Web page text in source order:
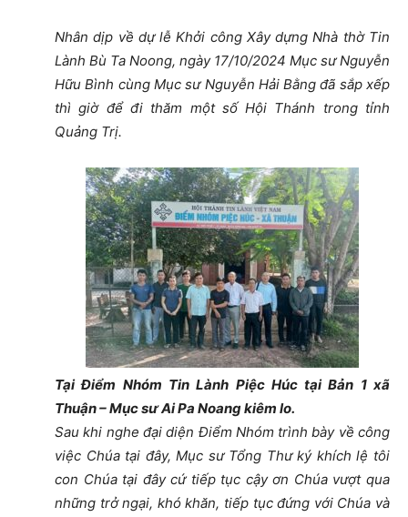
Nhân dịp về dự lễ Khởi công Xây dựng Nhà thờ Tin
Lành Bù Ta Noong, ngày 17/10/2024 Mục sư Nguyễn
Hữu Bình cùng Mục sư Nguyễn Hải Bằng đã sắp xếp
thì giờ để đi thăm một số Hội Thánh trong tỉnh
Quảng Trị.
Tại Điểm Nhóm Tin Lành Piệc Húc tại Bản 1 xã
Thuận – Mục sư Ai Pa Noang kiêm lo.
Sau khi nghe đại diện Điểm Nhóm trình bày về công
việc Chúa tại đây, Mục sư Tổng Thư ký khích lệ tôi
con Chúa tại đây cứ tiếp tục cậy ơn Chúa vượt qua
những trở ngại, khó khăn, tiếp tục đứng với Chúa và